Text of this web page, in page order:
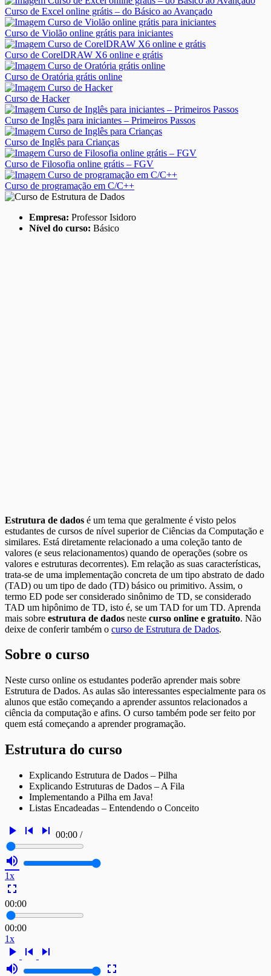
Curso de Excel online grátis – do Básico ao Avançado
Curso de Violão online grátis para iniciantes
Curso de CorelDRAW X6 online e grátis
Curso de Oratória grátis online
Curso de Hacker
Curso de Inglês para iniciantes – Primeiros Passos
Curso de Inglês para Crianças
Curso de Filosofia online grátis – FGV
Curso de programação em C/C++
Empresa: Professor Isidoro
Nível do curso: Básico
Estrutura de dados é um tema que geralmente é visto pelos
estudantes de cursos de nível superior de Ciências da Computação e
similares. Está diretamente relacionado a uma coleção tanto de
valores (e seus relacionamentos) quando de operações (sobre os
valores e estruturas decorrentes). Em relação as suas características,
trata-se de uma implementação concreta de um tipo abstrato de dado
(TAD) ou um tipo de dado (TD) básico ou primitivo. Assim, o
termo ED pode ser considerado sinônimo de TD, se considerado
TAD um hipônimo de TD, isto é, se um TAD for um TD. Aprenda
mais sobre estrutura de dados neste curso online e gratuito. Não
deixe de conferir também o curso de Estrutura de Dados.
Sobre o curso
Neste curso online os estudantes poderão aprender mais sobre
Estrutura de Dados. As aulas são interessantes especialmente para os
alunos que estão começando a aprender assuntos relacionados a
ciência da computação e afins. O curso também pode ser feito por
quem está começando a aprender programação.
Estrutura do curso
Explicando Estrutura de Dados – Pilha
Explicando Estruturas de Dados – A Fila
Implementando a Pilha em Java!
Listas Encadeadas – Entendendo o Conceito
play_arrow skip_previous skip_next 00:00 /
volume_up
1x
fullscreen
00:00
00:00
1x
play_arrow skip_previous
skip_next
volume_up
fullscreen